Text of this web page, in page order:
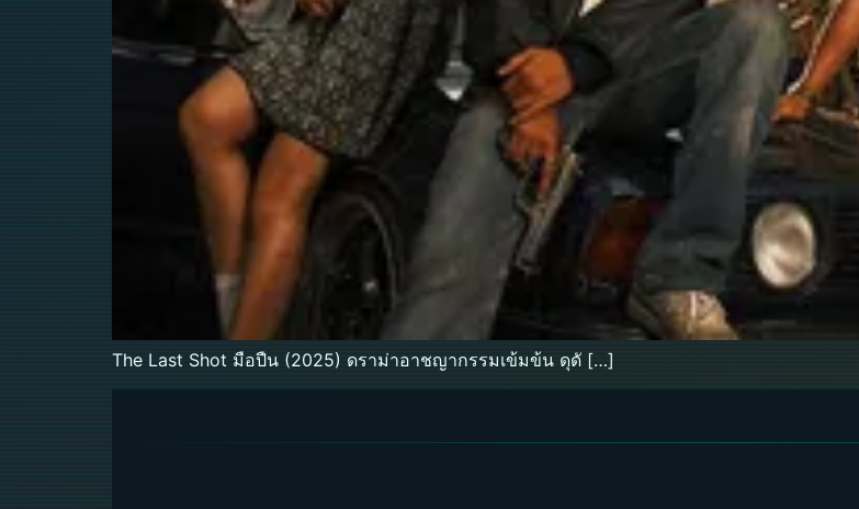
The Last Shot มือปืน (2025) ดราม่าอาชญากรรมเข้มข้น ดุดั […]